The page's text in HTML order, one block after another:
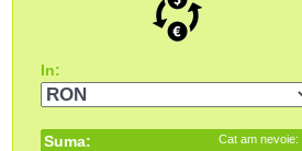
In:
Suma: Cat am nevoie: